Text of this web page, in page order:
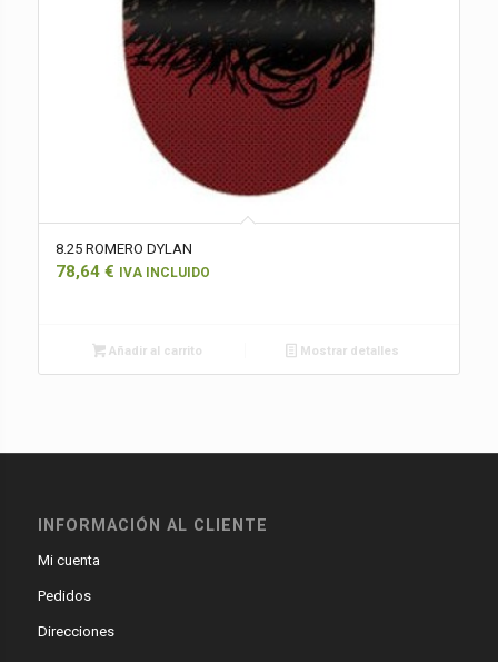
8.25 ROMERO DYLAN
78,64 € IVA INCLUIDO
Añadir al carrito Mostrar detalles
INFORMACIÓN AL CLIENTE
Mi cuenta
Pedidos
Direcciones